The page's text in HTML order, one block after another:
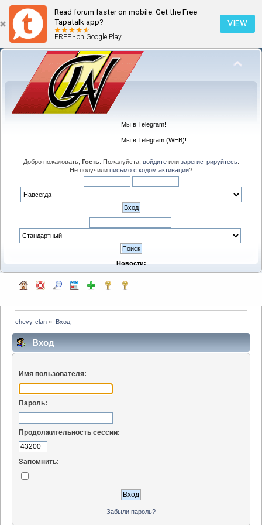
Read forum faster on mobile. Get the Free
Tapatalk app?
FREE - on Google Play
VIEW
Мы в Telegram!
Мы в Telegram (WEB)!
Добро пожаловать, Гость. Пожалуйста, войдитеили зарегистрируйтесь.
Не получили письмо с кодом активации?
Новости:
chevy-clan » Вход
Вход
Имя пользователя:
Пароль:
Продолжительность сессии:
Запомнить:
Забыли пароль?